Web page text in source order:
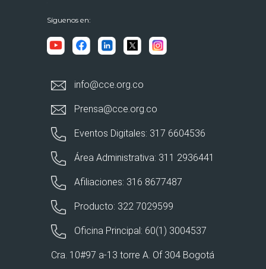
Síguenos en:
info@cce.org.co
Prensa@cce.org.co
Eventos Digitales: 317 6604536
Área Administrativa: 311 2936441
Afiliaciones: 316 8677487
Producto: 322 7029599
Oficina Principal: 60(1) 3004537
Cra. 10#97 a-13 torre A. Of 304 Bogotá